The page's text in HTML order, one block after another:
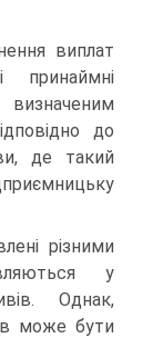
виплат
при­наймні
до
де такий
різними
у
Однак,
може бути